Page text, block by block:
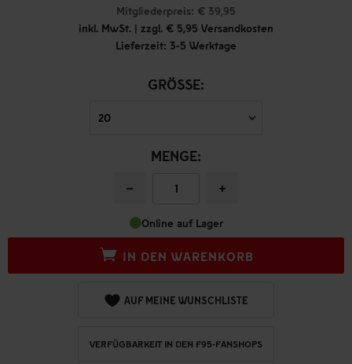
Mitgliederpreis: € 39,95
inkl. MwSt. | zzgl. € 5,95 Versandkosten
Lieferzeit: 3-5 Werktage
GRÖSSE:
MENGE:
− +
Online auf Lager
IN DEN WARENKORB
AUF MEINE WUNSCHLISTE
VERFÜGBARKEIT IN DEN F95-FANSHOPS